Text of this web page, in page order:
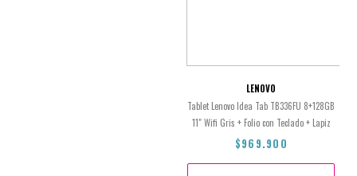
LENOVO
Tablet Lenovo Idea Tab TB336FU 8+128GB
11" Wifi Gris + Folio con Teclado + Lapiz
$969.900